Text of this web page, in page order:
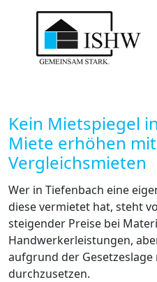
Kein Mietspiegel
Miete erhöhen mit
Vergleichsmieten
Wer in Tiefenbach eine
diese vermietet hat, steht
steigender Preise bei
Handwerkerleistungen,
aufgrund der Gesetzeslage
durchzusetzen.